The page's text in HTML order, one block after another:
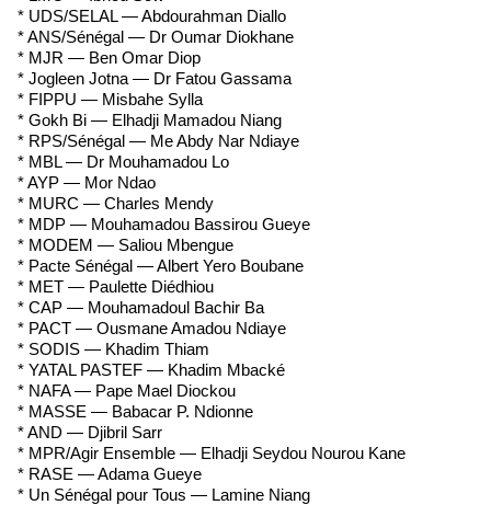
* UDS/SELAL — Abdourahman Diallo
* ANS/Sénégal — Dr Oumar Diokhane
* MJR — Ben Omar Diop
* Jogleen Jotna — Dr Fatou Gassama
* FIPPU — Misbahe Sylla
* Gokh Bi — Elhadji Mamadou Niang
* RPS/Sénégal — Me Abdy Nar Ndiaye
* MBL — Dr Mouhamadou Lo
* AYP — Mor Ndao
* MURC — Charles Mendy
* MDP — Mouhamadou Bassirou Gueye
* MODEM — Saliou Mbengue
* Pacte Sénégal — Albert Yero Boubane
* MET — Paulette Diédhiou
* CAP — Mouhamadoul Bachir Ba
* PACT — Ousmane Amadou Ndiaye
* SODIS — Khadim Thiam
* YATAL PASTEF — Khadim Mbacké
* NAFA — Pape Mael Diockou
* MASSE — Babacar P. Ndionne
* AND — Djibril Sarr
* MPR/Agir Ensemble — Elhadji Seydou Nourou Kane
* RASE — Adama Gueye
* Un Sénégal pour Tous — Lamine Niang